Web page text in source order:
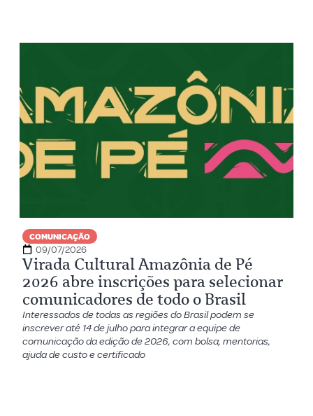
COMUNICAÇÃO
09/07/2026
Virada Cultural Amazônia de Pé
2026 abre inscrições para selecionar
comunicadores de todo o Brasil
Interessados de todas as regiões do Brasil podem se
inscrever até 14 de julho para integrar a equipe de
comunicação da edição de 2026, com bolsa, mentorias,
ajuda de custo e certificado